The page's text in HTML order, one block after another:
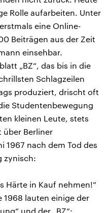
Rolle aufarbeiten. Unter
eine Online-
Beiträgen aus der Zeit
einsehbar.
„BZ“, das bis in die
Schlagzeilen
produziert, drischt oft
Studentenbewegung
kleinen Leute, stets
Berliner
1967 nach dem Tod des
zynisch:
Härte in Kauf nehmen!“
1968 lauten einige der
und der „BZ“: